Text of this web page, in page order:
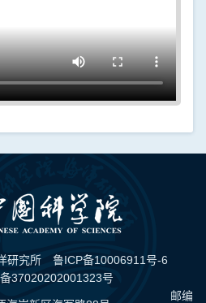
研究所 鲁ICP备10006911号-6
37020202001323号
邮编